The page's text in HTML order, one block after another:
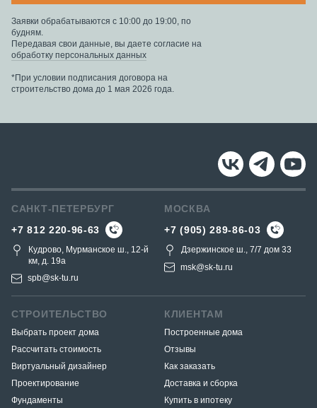
Заявки обрабатываются с 10:00 до 19:00, по
будням.
Передавая свои данные, вы даете согласие на
обработку персональных данных
*При условии подписания договора на
строительство дома до 1 мая 2026 года.
САНКТ-ПЕТЕРБУРГ
+7 812 220-96-63
Кудрово, Мурманское ш., 12-й
км, д. 19a
spb@sk-tu.ru
МОСКВА
+7 (905) 289-86-03
Дзержинское ш., 7/7 дом 33
msk@sk-tu.ru
СТРОИТЕЛЬСТВО
Выбрать проект дома
Рассчитать стоимость
Виртуальный дизайнер
Проектирование
Фундаменты
КЛИЕНТАМ
Построенные дома
Отзывы
Как заказать
Доставка и сборка
Купить в ипотеку